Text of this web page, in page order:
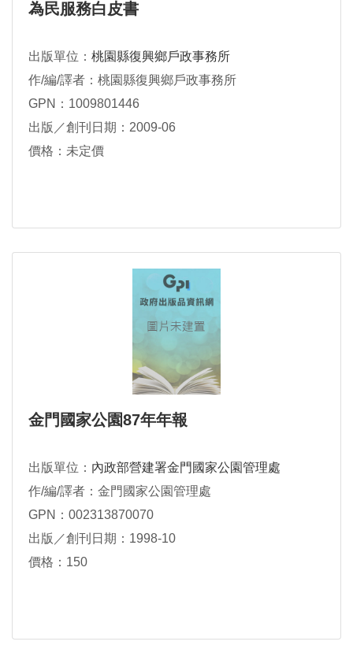
為民服務白皮書
出版單位： 桃園縣復興鄉戶政事務所
作/編/譯者：桃園縣復興鄉戶政事務所
GPN：1009801446
出版／創刊日期：2009-06
價格：未定價
金門國家公園87年年報
出版單位： 內政部營建署金門國家公園管理處
作/編/譯者：金門國家公園管理處
GPN：002313870070
出版／創刊日期：1998-10
價格：150